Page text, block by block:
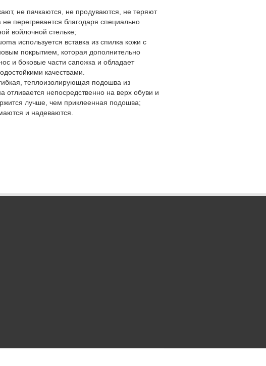
не пачкаются, не продуваются, не теряют
не перегревается благодаря специально
войлочной стельке;
используется вставка из спилка кожи с
покрытием, которая дополнительно
и боковые части сапожка и обладает
качествами.
теплоизолирующая подошва из
отливается непосредственно на верх обуви и
лучше, чем приклеенная подошва;
и надеваются.